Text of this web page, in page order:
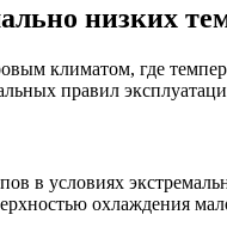
низких
климатом, где
правил
в условиях
охлаждения